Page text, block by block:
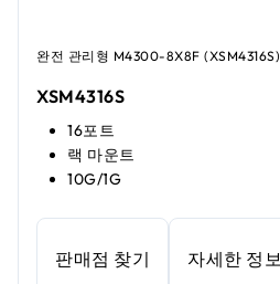
완전 관리형 M4300-8X8F (XSM4316S)
XSM4316S
16포트
랙 마운트
10G/1G
판매점 찾기 자세한 정보